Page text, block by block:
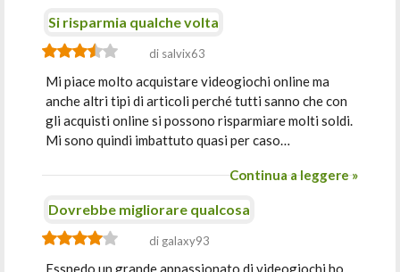
Si risparmia qualche volta
di salvix63
Mi piace molto acquistare videogiochi online ma
anche altri tipi di articoli perché tutti sanno che con
gli acquisti online si possono risparmiare molti soldi.
Mi sono quindi imbattuto quasi per caso…
Continua a leggere »
Dovrebbe migliorare qualcosa
di galaxy93
Essnedo un grande appassionato di videogiochi ho